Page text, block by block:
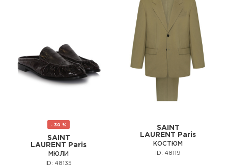
- 30 %
SAINT
LAURENT Paris
МЮЛИ
ID: 48135
SAINT
LAURENT Paris
КОСТЮМ
ID: 48119